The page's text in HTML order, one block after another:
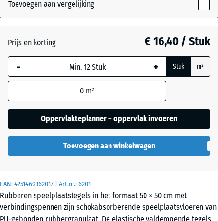
EAN:4251469362017 | Art.nr.:6201
Rubberen speelplaatstegels in het formaat 50 × 50 cm met
verbindingspennen zijn schokabsorberende speelplaatsvloeren van
PU-gebonden rubbergranulaat. De elastische valdempende tegels
+ € 1,00
De geselecteerde,
blauw omlijnde
afmeting wordt
gebruikt voor de
(tenzij anders
aangegeven in de
productgegevens).
x
x 6
cm
Toevoegen aan vergelijking
Prijs en korting € 16,40 / Stuk
- + Stuk m²
0 m²
Oppervlakteplanner – oppervlak invoeren
Toevoegen aan winkelwagen